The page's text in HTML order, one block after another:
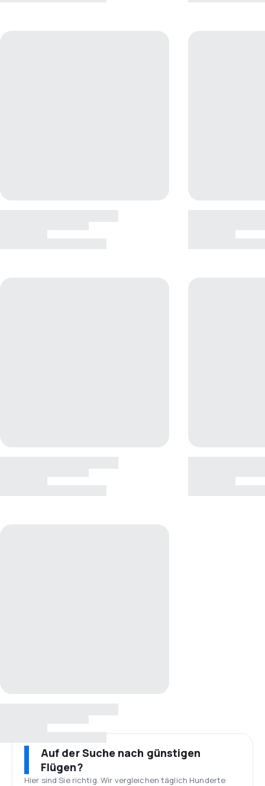
Auf der Suche nach günstigen
Flügen?
Hier sind Sie richtig. Wir vergleichen täglich Hunderte